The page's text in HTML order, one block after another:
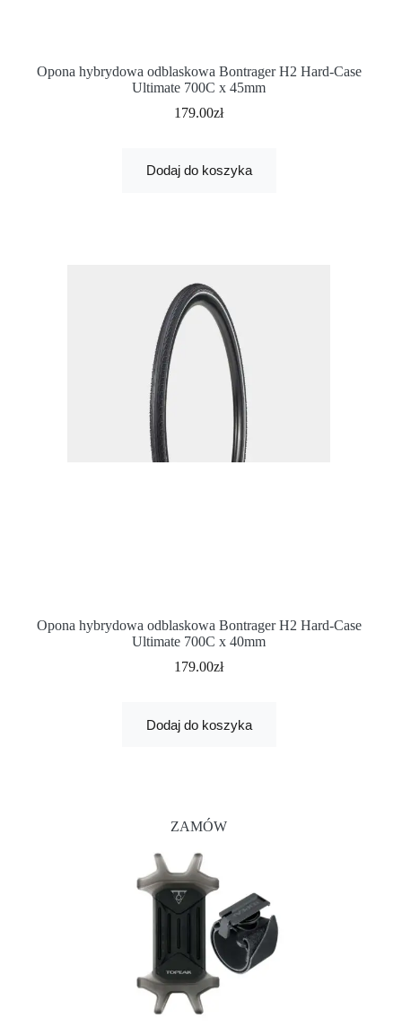
Opona hybrydowa odblaskowa Bontrager H2 Hard-Case
Ultimate 700C x 45mm
179.00zł
Dodaj do koszyka
Opona hybrydowa odblaskowa Bontrager H2 Hard-Case
Ultimate 700C x 40mm
179.00zł
Dodaj do koszyka
ZAMÓW